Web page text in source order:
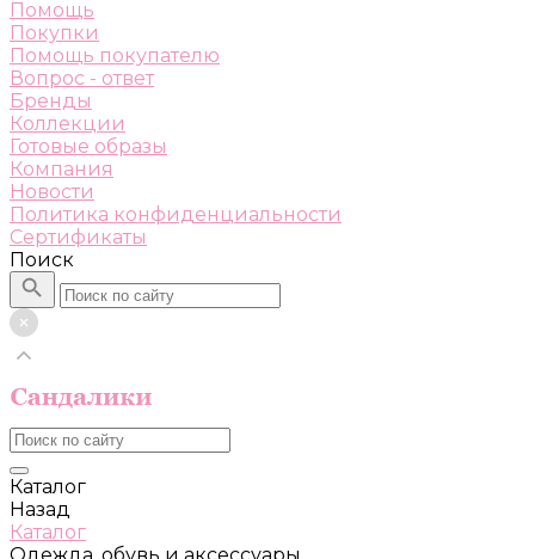
Помощь
Покупки
Помощь покупателю
Вопрос - ответ
Бренды
Коллекции
Готовые образы
Компания
Новости
Политика конфиденциальности
Сертификаты
Поиск
Каталог
Назад
Каталог